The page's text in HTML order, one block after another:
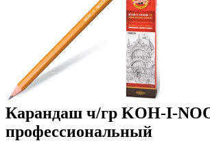
Карандаш ч/гр KOH-I-
профессиональный